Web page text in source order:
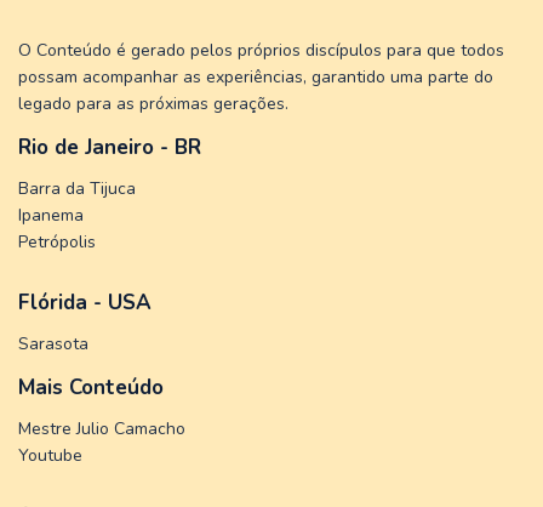
O Conteúdo é gerado pelos próprios discípulos para que todos
possam acompanhar as experiências, garantido uma parte do
legado para as próximas gerações.
Rio de Janeiro - BR
Barra da Tijuca
Ipanema
Petrópolis
Flórida - USA
Sarasota
Mais Conteúdo
Mestre Julio Camacho
Youtube